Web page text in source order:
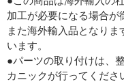
加工が必要になる場合が
また海外輸入品となり
います。
●パーツの取り付けは、
カニックが行ってくださ